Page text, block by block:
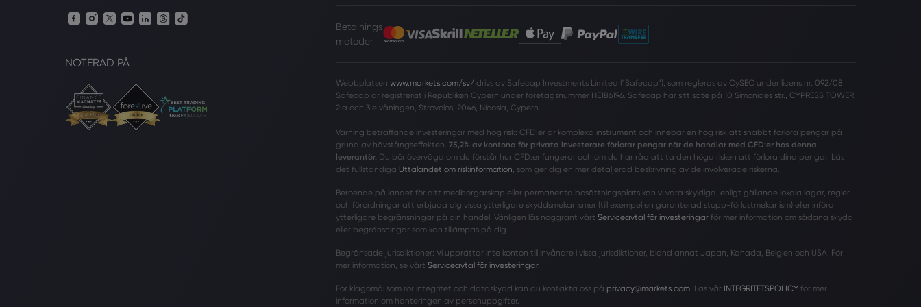
NOTERAD PÅ
Betalnings
metoder
Webbplatsen www.markets.com/sv/drivs av Safecap Investments Limited ("Safecap"), som regleras av CySEC under licens nr. 092/08.
Safecap är registrerat i Republiken Cypern under företagsnummer HE186196. Safecap har sitt säte på 10 Simonides str., CYPRESS TOWER,
2:a och 3:e våningen, Strovolos, 2046, Nicosia, Cypern.
Varning beträffande investeringar med hög risk: CFD:er är komplexa instrument och innebär en hög risk att snabbt förlora pengar på
grund av hävstångseffekten. 75,2% av kontona för privata investerare förlorar pengar när de handlar med CFD:er hos denna
leverantör. Du bör överväga om du förstår hur CFD:er fungerar och om du har råd att ta den höga risken att förlora dina pengar. Läs
det fullständiga Uttalandet om riskinformation, som ger dig en mer detaljerad beskrivning av de involverade riskerna.
Beroende på landet för ditt medborgarskap eller permanenta bosättningsplats kan vi vara skyldiga, enligt gällande lokala lagar, regler
och förordningar att erbjuda dig vissa ytterligare skyddsmekanismer (till exempel en garanterad stopp-förlustmekanism) eller införa
ytterligare begränsningar på din handel. Vänligen läs noggrant vårt Serviceavtal för investeringarför mer information om sådana skydd
eller begränsningar som kan tillämpas på dig.
Begränsade jurisdiktioner: Vi upprättar inte konton till invånare i vissa jurisdiktioner, bland annat Japan, Kanada, Belgien och USA. För
mer information, se vårt Serviceavtal för investeringar.
För klagomål som rör integritet och dataskydd kan du kontakta oss på privacy@markets.com. Läs vår INTEGRITETSPOLICYför mer
information om hanteringen av personuppgifter.